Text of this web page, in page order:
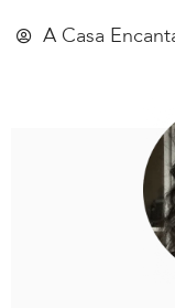
A Casa